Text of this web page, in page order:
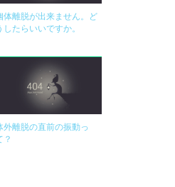
体離脱が出来ません。ど
したらいいですか。
外離脱の直前の振動っ
？